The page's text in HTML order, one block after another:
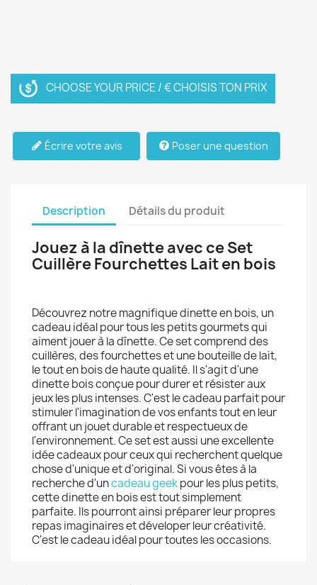
CHOOSE YOUR PRICE / € CHOISIS TON PRIX
Écrire votre avis Poser une question
Description Détails du produit
Jouez à la dînette avec ce Set
Cuillère Fourchettes Lait en bois
Découvrez notre magnifique dinette en bois, un
cadeau idéal pour tous les petits gourmets qui
aiment jouer à la dînette. Ce set comprend des
cuillères, des fourchettes et une bouteille de lait,
le tout en bois de haute qualité. Il s'agit d'une
dinette bois conçue pour durer et résister aux
jeux les plus intenses. C'est le cadeau parfait pour
stimuler l'imagination de vos enfants tout en leur
offrant un jouet durable et respectueux de
l'environnement. Ce set est aussi une excellente
idée cadeaux pour ceux qui recherchent quelque
chose d'unique et d'original. Si vous êtes à la
recherche d'uncadeau geekpour les plus petits,
cette dinette en bois est tout simplement
parfaite. Ils pourront ainsi préparer leur propres
repas imaginaires et déveloper leur créativité.
C'est le cadeau idéal pour toutes les occasions.